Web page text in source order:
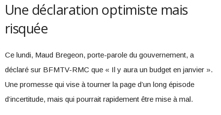
Une déclaration optimiste mais
risquée
Ce lundi, Maud Bregeon, porte-parole du gouvernement, a
déclaré sur BFMTV-RMC que « Il y aura un budget en janvier ».
Une promesse qui vise à tourner la page d’un long épisode
d’incertitude, mais qui pourrait rapidement être mise à mal.